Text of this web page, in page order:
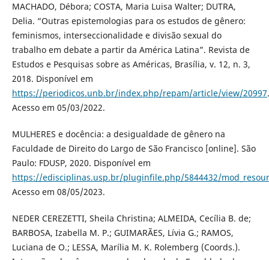
MACHADO, Débora; COSTA, Maria Luisa Walter; DUTRA,
Delia. “Outras epistemologias para os estudos de gênero:
feminismos, interseccionalidade e divisão sexual do
trabalho em debate a partir da América Latina”. Revista de
Estudos e Pesquisas sobre as Américas, Brasília, v. 12, n. 3,
2018. Disponível em
https://periodicos.unb.br/index.php/repam/article/view/20997.
Acesso em 05/03/2022.
MULHERES e docência: a desigualdade de gênero na
Faculdade de Direito do Largo de São Francisco [online]. São
Paulo: FDUSP, 2020. Disponível em
https://edisciplinas.usp.br/pluginfile.php/5844432/
Acesso em 08/05/2023.
NEDER CEREZETTI, Sheila Christina; ALMEIDA, Cecília B. de;
BARBOSA, Izabella M. P.; GUIMARÃES, Lívia G.; RAMOS,
Luciana de O.; LESSA, Marília M. K. Rolemberg (Coords.).